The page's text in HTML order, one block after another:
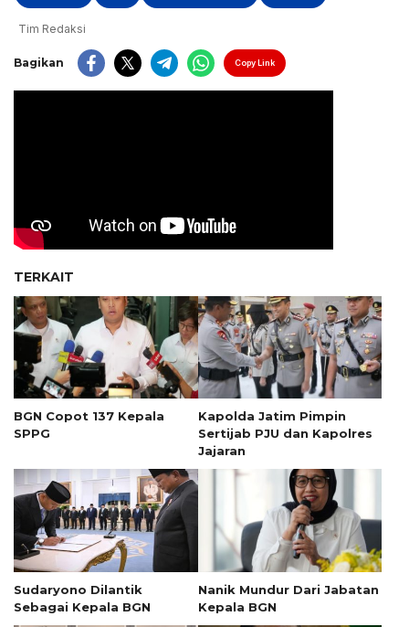
Tim Redaksi
Bagikan Copy Link
TERKAIT
BGN Copot 137 Kepala
SPPG
Kapolda Jatim Pimpin
Sertijab PJU dan Kapolres
Jajaran
Sudaryono Dilantik
Sebagai Kepala BGN
Nanik Mundur Dari Jabatan
Kepala BGN